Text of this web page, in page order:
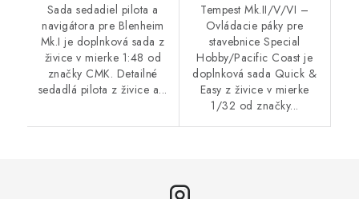
Sada sedadiel pilota a
navigátora pre Blenheim
Mk.I je doplnková sada z
živice v mierke 1:48 od
značky CMK. Detailné
sedadlá pilota z živice a...
Tempest Mk.II/V/VI –
Ovládacie páky pre
stavebnice Special
Hobby/Pacific Coast je
doplnková sada Quick &
Easy z živice v mierke
1/32 od značky...